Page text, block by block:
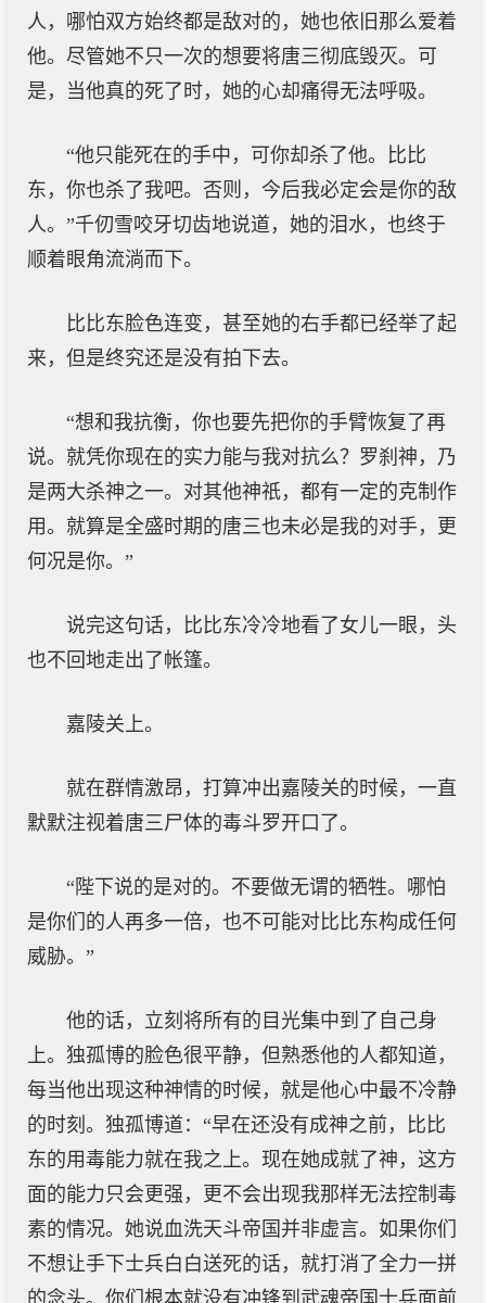
人，哪怕双方始终都是敌对的，她也依旧那么爱着
他。尽管她不只一次的想要将唐三彻底毁灭。可
是，当他真的死了时，她的心却痛得无法呼吸。
“他只能死在的手中，可你却杀了他。比比
东，你也杀了我吧。否则，今后我必定会是你的敌
人。”千仞雪咬牙切齿地说道，她的泪水，也终于
顺着眼角流淌而下。
比比东脸色连变，甚至她的右手都已经举了起
来，但是终究还是没有拍下去。
“想和我抗衡，你也要先把你的手臂恢复了再
说。就凭你现在的实力能与我对抗么？罗刹神，乃
是两大杀神之一。对其他神祇，都有一定的克制作
用。就算是全盛时期的唐三也未必是我的对手，更
何况是你。”
说完这句话，比比东冷冷地看了女儿一眼，头
也不回地走出了帐篷。
嘉陵关上。
就在群情激昂，打算冲出嘉陵关的时候，一直
默默注视着唐三尸体的毒斗罗开口了。
“陛下说的是对的。不要做无谓的牺牲。哪怕
是你们的人再多一倍，也不可能对比比东构成任何
威胁。”
他的话，立刻将所有的目光集中到了自己身
上。独孤博的脸色很平静，但熟悉他的人都知道，
每当他出现这种神情的时候，就是他心中最不冷静
的时刻。独孤博道：“早在还没有成神之前，比比
东的用毒能力就在我之上。现在她成就了神，这方
面的能力只会更强，更不会出现我那样无法控制毒
素的情况。她说血洗天斗帝国并非虚言。如果你们
不想让手下士兵白白送死的话，就打消了全力一拼
的念头。你们根本就没有冲锋到武魂帝国士兵面前